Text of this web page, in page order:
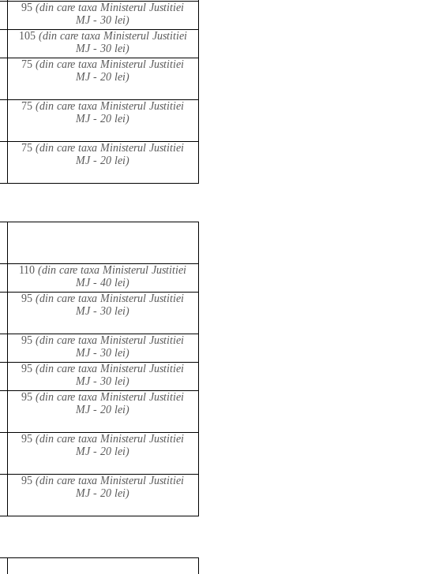
95(din care taxa Ministerul Justitiei
MJ - 30 lei)
105 (din care taxa Ministerul Justitiei
MJ - 30 lei)
75(din care taxa Ministerul Justitiei
MJ - 20 lei)
75(din care taxa Ministerul Justitiei
MJ - 20 lei)
75(din care taxa Ministerul Justitiei
MJ - 20 lei)
110(din care taxa Ministerul Justitiei
MJ - 40 lei)
95(din care taxa Ministerul Justitiei
MJ - 30 lei)
95(din care taxa Ministerul Justitiei
MJ - 30 lei)
95(din care taxa Ministerul Justitiei
MJ - 30 lei)
95(din care taxa Ministerul Justitiei
MJ - 20 lei)
95(din care taxa Ministerul Justitiei
MJ - 20 lei)
95(din care taxa Ministerul Justitiei
MJ - 20 lei)